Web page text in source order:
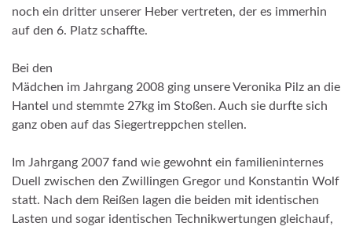
noch ein dritter unserer Heber vertreten, der es immerhin
auf den 6. Platz schaffte.
Bei den
Mädchen im Jahrgang 2008 ging unsere Veronika Pilz an die
Hantel und stemmte 27kg im Stoßen. Auch sie durfte sich
ganz oben auf das Siegertreppchen stellen.
Im Jahrgang 2007 fand wie gewohnt ein familieninternes
Duell zwischen den Zwillingen Gregor und Konstantin Wolf
statt. Nach dem Reißen lagen die beiden mit identischen
Lasten und sogar identischen Technikwertungen gleichauf,